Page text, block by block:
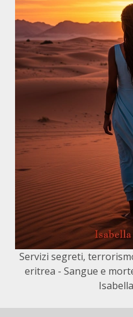
Servizi segreti,
eritrea - Sangue e